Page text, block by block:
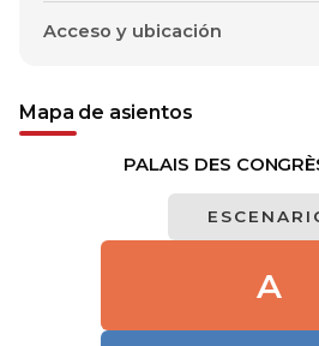
Acceso y ubicación
Mapa de asientos
PALAIS DES
A